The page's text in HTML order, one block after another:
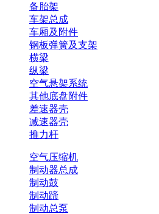
备胎架
车架总成
车厢及附件
钢板弹簧及支架
横梁
纵梁
空气悬架系统
其他底盘附件
差速器壳
减速器壳
推力杆
空气压缩机
制动器总成
制动鼓
制动蹄
制动总泵